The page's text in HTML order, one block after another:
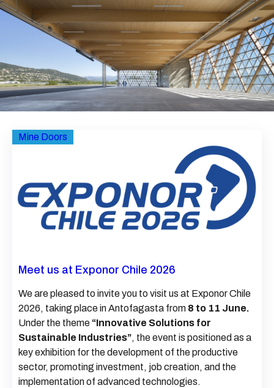
Mine Doors
Meet us at Exponor Chile 2026
We are pleased to invite you to visit us at Exponor Chile
2026, taking place in Antofagasta from 8 to 11 June.
Under the theme “Innovative Solutions for
Sustainable Industries”, the event is positioned as a
key exhibition for the development of the productive
sector, promoting investment, job creation, and the
implementation of advanced technologies.